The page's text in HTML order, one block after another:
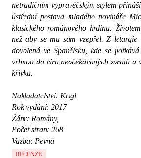
netradičním vypravěčským stylem
ústřední postava mladého novináře
klasického románového hrdinu.
než aby se mu sám vzepřel. Z letargie
dovolená ve Španělsku, kde se
vrhnou do víru neočekávaných zvratů a
křivku.
Nakladatelství: Krigl
Rok vydání: 2017
Žánr: Romány,
Počet stran: 268
Vazba: Pevná
RECENZE